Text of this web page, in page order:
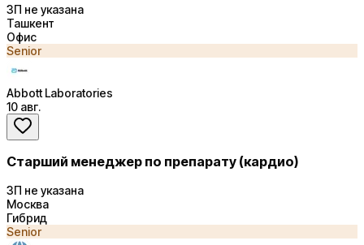
ЗП не указана
Ташкент
Офис
Senior
Abbott Laboratories
10 авг.
Старший менеджер по препарату (кардио)
ЗП не указана
Москва
Гибрид
Senior